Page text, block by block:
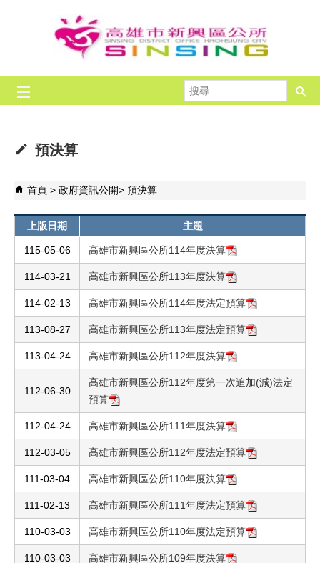
跳到主要內容區塊
尋
預決算
首頁 政府資訊公開 預決算
上版日期 主題
115-05-06 高雄市新興區公所114年度決算
114-03-21 高雄市新興區公所113年度決算
114-02-13 高雄市新興區公所114年度法定預算
113-08-27 高雄市新興區公所113年度法定預算
113-04-24 高雄市新興區公所112年度決算
112-06-30
高雄市新興區公所112年度第一次追加(減)法定
預算
112-04-24 高雄市新興區公所111年度決算
112-03-05 高雄市新興區公所112年度法定預算
111-03-04 高雄市新興區公所110年度決算
111-02-13 高雄市新興區公所111年度法定預算
110-03-03 高雄市新興區公所110年度法定預算
110-03-03 高雄市新興區公所109年度決算